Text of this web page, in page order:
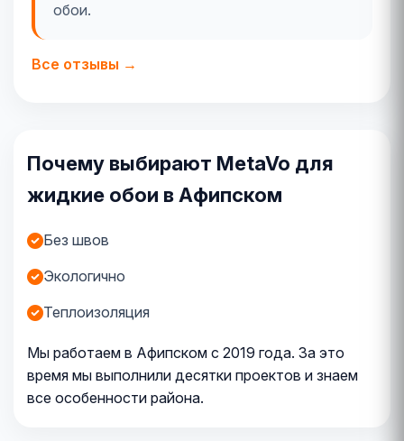
обои.
Все отзывы →
Почему выбирают MetaVo для
жидкие обои в Афипском
Без швов
Экологично
Теплоизоляция
Мы работаем в Афипском с 2019 года. За это
время мы выполнили десятки проектов и знаем
все особенности района.